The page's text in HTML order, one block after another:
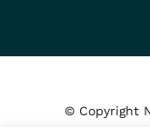
© Copyright